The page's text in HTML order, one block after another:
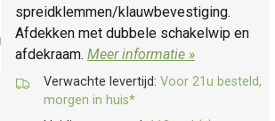
spreidklemmen/klauwbevestiging.
Afdekken met dubbele schakelwip en
afdekraam. Meer informatie »
Verwachte levertijd: Voor 21u besteld,
morgen in huis*